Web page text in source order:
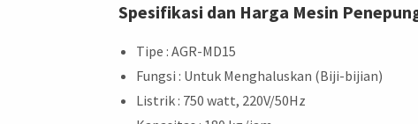
Spesifikasi dan Harga Mesin
Tipe : AGR-MD15
Fungsi : Untuk Menghaluskan (Biji-bijian)
Listrik : 750 watt, 220V/50Hz